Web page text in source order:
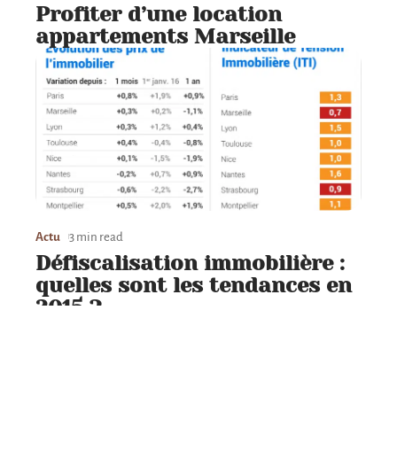
Profiter d’une location
appartements Marseille
Actu 3 min read
Défiscalisation immobilière :
quelles sont les tendances en
2015 ?